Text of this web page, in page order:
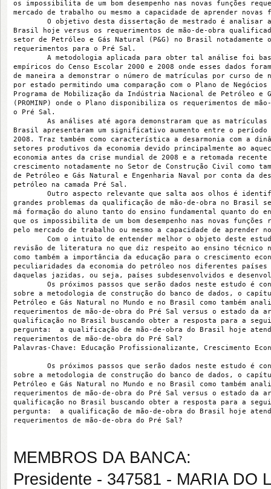
os impossibilita de um bom desempenho nas novas funções
mercado de trabalho ou mesmo a capacidade de aprender novas
O objetivo desta dissertação de mestrado é analisar
Brasil hoje versus os requerimentos de mão-de-obra
setor de Petróleo e Gás Natural (P&G) no Brasil notadamente
requerimentos para o Pré Sal.
A metodologia aplicada para obter tal análise foi
empíricos do Censo Escolar 2000 e 2008 onde esses dados
de maneira a demonstrar o número de matrículas por curso
por estado permitindo uma comparação com o Plano de Negócios
Programa de Mobilização da Indústria Nacional de Petróleo e
(PROMINP) onde o Plano disponibiliza os requerimentos de
o Pré Sal.
As análises até agora demonstraram que as matrículas
Brasil apresentaram um significativo aumento entre o período
2008. Traz também como característica a desarmonia com a
setores produtivos da economia devido principalmente ao
economia antes da crise mundial de 2008 e a retomada recente
crescimento notadamente no Setor de Construção Civil como
de Petróleo e Gás Natural e Engenharia Naval por conta da
petróleo na camada Pré Sal.
Outro aspecto relevante que salta aos olhos é
grandes problemas da qualificação de mão-de-obra no Brasil se
má formação do aluno tanto do ensino fundamental quanto do
que os impossibilita de um bom desempenho nas novas funções
pelo mercado de trabalho ou mesmo a capacidade de aprender
Com o intuito de entender melhor o objeto deste
revisão de literatura no que diz respeito ao ensino técnico
como também a importância da educação para o crescimento
peculiaridades da economia do petróleo nos diferentes países
daquelas jazidas, ou seja, países subdesenvolvidos e
Os próximos passos que serão dados neste estudo é
sobre a metodologia de construção do banco de dados, o
Petróleo e Gás Natural no Mundo e no Brasil como também
requerimentos de mão-de-obra do Pré Sal versus o estado da
qualificação no Brasil buscando obter a resposta para a
pergunta:  a qualificação de mão-de-obra do Brasil hoje
requerimentos de mão-de-obra do Pré Sal?
Palavras-Chave: Educação Profissionalizante, Crescimento
Os próximos passos que serão dados neste estudo é
sobre a metodologia de construção do banco de dados, o
Petróleo e Gás Natural no Mundo e no Brasil como também
requerimentos de mão-de-obra do Pré Sal versus o estado da
qualificação no Brasil buscando obter a resposta para a
pergunta:  a qualificação de mão-de-obra do Brasil hoje
requerimentos de mão-de-obra do Pré Sal?
MEMBROS DA BANCA:
Presidente - 347581 - MARIA DO